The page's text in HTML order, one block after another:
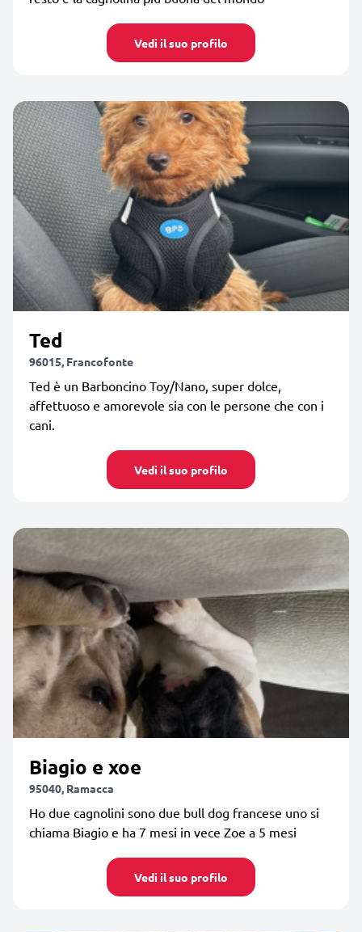
Vedi il suo profilo
Ted
96015, Francofonte
Ted è un Barboncino Toy/Nano, super dolce,
affettuoso e amorevole sia con le persone che con i
cani.
Vedi il suo profilo
Biagio e xoe
95040, Ramacca
Ho due cagnolini sono due bull dog francese uno si
chiama Biagio e ha 7 mesi in vece Zoe a 5 mesi
Vedi il suo profilo